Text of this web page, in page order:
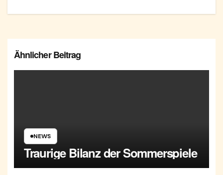
Ähnlicher Beitrag
NEWS
Traurige Bilanz der Sommerspiele